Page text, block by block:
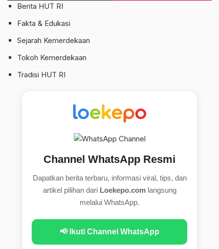
Berita HUT RI
Fakta & Edukasi
Sejarah Kemerdekaan
Tokoh Kemerdekaan
Tradisi HUT RI
Channel WhatsApp Resmi
Dapatkan berita terbaru, informasi viral, tips, dan
artikel pilihan dari Loekepo.comlangsung
melalui WhatsApp.
📢 Ikuti Channel WhatsApp